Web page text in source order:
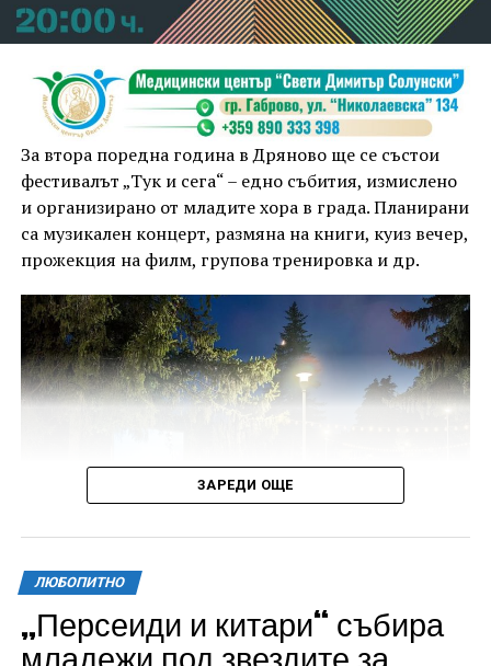
За втора поредна година в Дряново ще се състои
фестивалът „Тук и сега“ – едно събития, измислено
и организирано от младите хора в града. Планирани
са музикален концерт, размяна на книги, куиз вечер,
прожекция на филм, групова тренировка и др.
Всички събития ще се проведат в парк „Максим
ЗАРЕДИ ОЩЕ
ЛЮБОПИТНО
„Персеиди и китари“ събира